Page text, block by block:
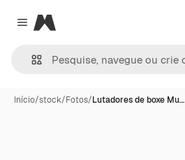
Close menu
Magnific
Início/stock/Fotos/Lutadores de boxe Mu…